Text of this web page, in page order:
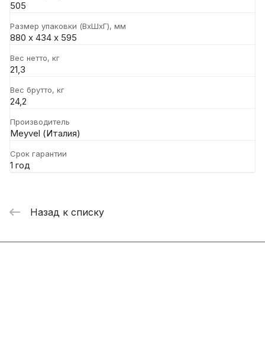
505
Размер упаковки (ВxШxГ), мм
880 х 434 х 595
Вес нетто, кг
21,3
Вес брутто, кг
24,2
Производитель
Meyvel (Италия)
Срок гарантии
1 год
Назад к списку